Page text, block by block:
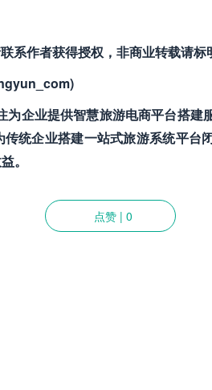
系作者获得授权，非商业转载请标
企业提供智慧旅游电商平台搭建
统企业搭建一站式旅游系统平台
。
点赞 | 0